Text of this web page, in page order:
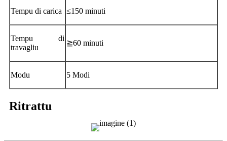
Tempu di carica ≤150 minuti
Tempu di
travagliu
≧60 minuti
Modu 5 Modi
Ritrattu